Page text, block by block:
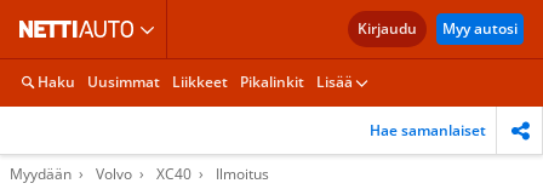
Kirjaudu Myy autosi
Haku Uusimmat Liikkeet Pikalinkit Lisää
Hae samanlaiset
Myydään Volvo XC40 Ilmoitus